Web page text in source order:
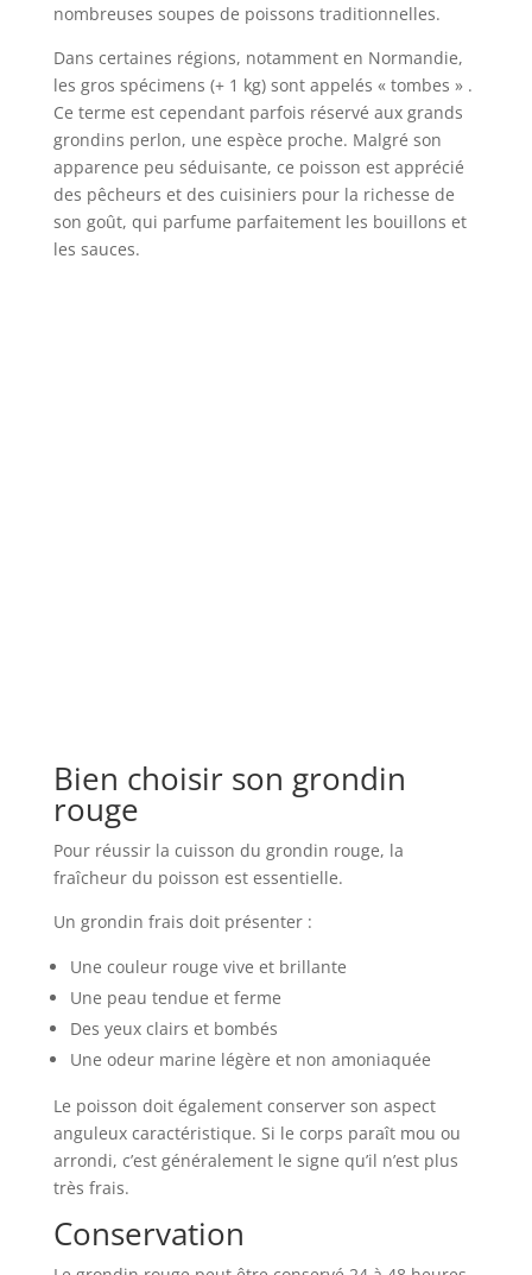
nombreuses soupes de poissons traditionnelles.
Dans certaines régions, notamment en Normandie,
les gros spécimens (+ 1 kg) sont appelés « tombes » .
Ce terme est cependant parfois réservé aux grands
grondins perlon, une espèce proche. Malgré son
apparence peu séduisante, ce poisson est apprécié
des pêcheurs et des cuisiniers pour la richesse de
son goût, qui parfume parfaitement les bouillons et
les sauces.
Bien choisir son grondin
rouge
Pour réussir la cuisson du grondin rouge, la
fraîcheur du poisson est essentielle.
Un grondin frais doit présenter :
Une couleur rouge vive et brillante
Une peau tendue et ferme
Des yeux clairs et bombés
Une odeur marine légère et non amoniaquée
Le poisson doit également conserver son aspect
anguleux caractéristique. Si le corps paraît mou ou
arrondi, c’est généralement le signe qu’il n’est plus
très frais.
Conservation